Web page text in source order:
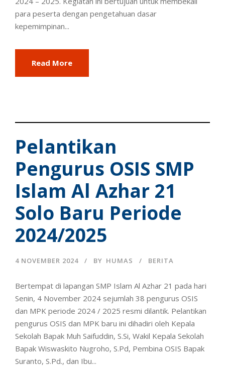
para peserta dengan pengetahuan dasar
kepemimpinan...
Read More
Pelantikan
Pengurus OSIS SMP
Islam Al Azhar 21
Solo Baru Periode
2024/2025
4 NOVEMBER 2024 BY HUMAS BERITA
Bertempat di lapangan SMP Islam Al Azhar 21 pada hari
Senin, 4 November 2024 sejumlah 38 pengurus OSIS
dan MPK periode 2024 / 2025 resmi dilantik. Pelantikan
pengurus OSIS dan MPK baru ini dihadiri oleh Kepala
Sekolah Bapak Muh Saifuddin, S.Si, Wakil Kepala Sekolah
Bapak Wiswaskito Nugroho, S.Pd, Pembina OSIS Bapak
Suranto, S.Pd., dan Ibu...